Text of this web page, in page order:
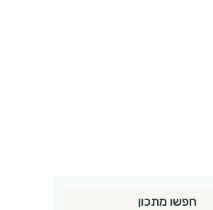
חפשו מתכון